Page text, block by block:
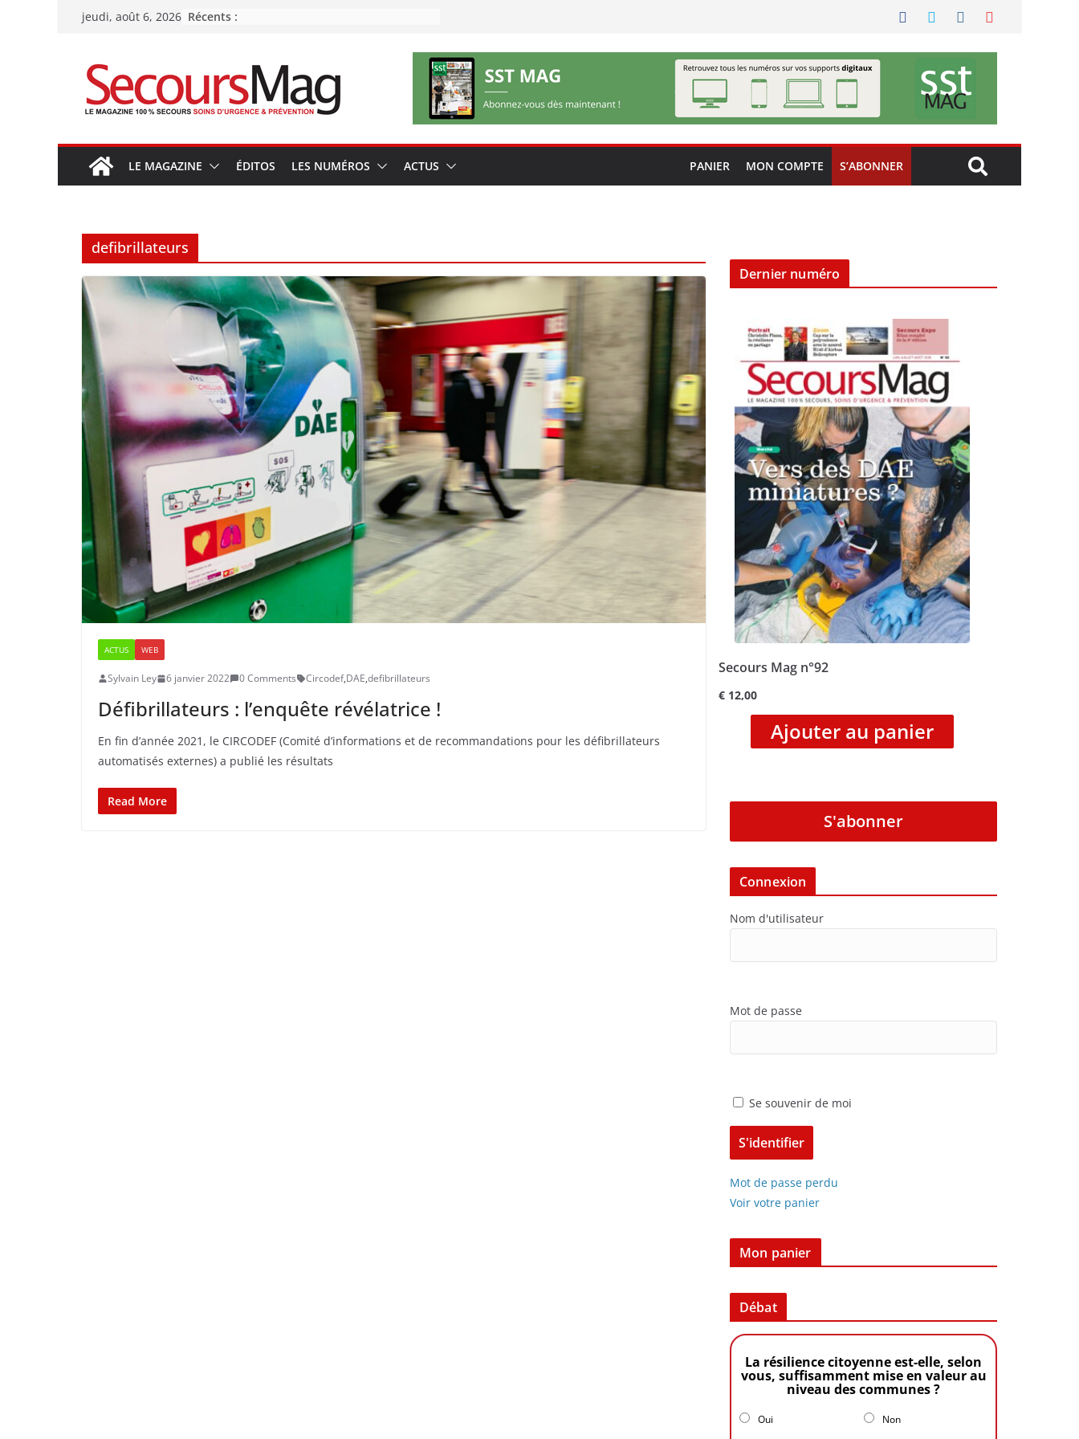
Passerjeudi, août 6, 2026 Récents :
LE MAGAZINE ÉDITOS LES NUMÉROS ACTUS PANIER MON COMPTE S’ABONNER
defibrillateurs
ACTUS WEB
Sylvain Ley 6 janvier 2022 0 Comments Circodef,DAE,defibrillateurs
Défibrillateurs : l’enquête révélatrice !
En fin d’année 2021, le CIRCODEF (Comité d’informations et de recommandations pour les défibrillateurs
automatisés externes) a publié les résultats
Read More
Dernier numéro
Secours Mag n°92
€ 12,00
Ajouter au panier
S'abonner
Connexion
Nom d'utilisateur
Mot de passe
Se souvenir de moi
Mot de passe perdu
Voir votre panier
Mon panier
Débat
La résilience citoyenne est-elle, selon
vous, suffisamment mise en valeur au
niveau des communes ?
Oui Non